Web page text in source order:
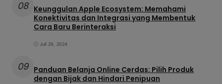
08 Keunggulan Apple Ecosystem: Memahami
Konektivitas dan Integrasi yang Membentuk
Cara Baru Berinteraksi
Juli 29, 2024
09 Panduan Belanja Online Cerdas: Pilih Produk
dengan Bijak dan Hindari Penipuan